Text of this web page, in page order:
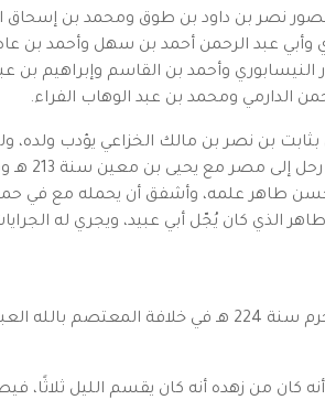
نصر بن داود بن طوق ومحمد بن إسحاق
وأبي عبد الرحمن أحمد بن سهل وأحمد بن
وأحمد بن القاسم وإبراهيم بن
الدارمي ومحمد بن عبد الوهاب الفراء.
ثم اتصل بثابت بن نصر بن مالك الخزاعي يؤدب
طرسوس سنة 192 هـ، ولّى ثابت أبي
طاهر علمه، وأشفق أن يحمله مع في
الذي كان يُجّل أبي عبيد، ويجري له
حج أبو عبيد سنة 219 هـ، ثم همّ بالعودة إلى العراق، لولا أن رأى رؤيا تنهاه عن الخروج، فلزم مكة، وتوفي في المحرم سنة
كان من زهده أنه كان يقسم الليل ثلاثًا،